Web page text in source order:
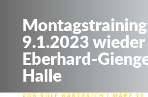
9.1.2023 wieder
Eberhard-
Halle
VON ROLF HARTBRICH MÄRZ